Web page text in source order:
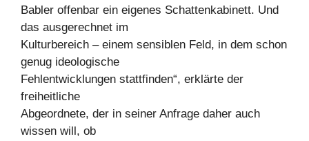
Babler offenbar ein eigenes Schattenkabinett. Und
das ausgerechnet im
Kulturbereich – einem sensiblen Feld, in dem schon
genug ideologische
Fehlentwicklungen stattfinden“, erklärte der
freiheitliche
Abgeordnete, der in seiner Anfrage daher auch
wissen will, ob